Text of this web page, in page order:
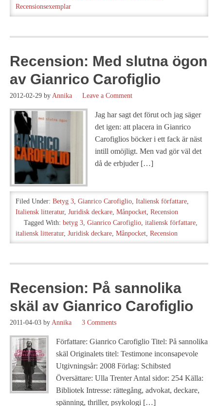
Recensionsexemplar
Recension: Med slutna ögon
av Gianrico Carofiglio
2012-02-29 by Annika Leave a Comment
Jag har sagt det förut och jag säger
det igen: att placera in Gianrico
Carofiglios böcker i ett fack är näst
intill omöjligt. Men vad gör väl det
då de erbjuder […]
Filed Under: Betyg 3, Gianrico Carofiglio, Italiensk författare,
Italiensk litteratur, Juridisk deckare, Månpocket, Recension
Tagged With: betyg 3, Gianrico Carofiglio, italiensk författare,
italiensk litteratur, Juridisk deckare, Månpocket, Recension
Recension: På sannolika
skäl av Gianrico Carofiglio
2011-04-03 by Annika 3 Comments
Författare: Gianrico Carofiglio Titel: På sannolika
skäl Originalets titel: Testimone inconsapevole
Utgivningsår: 2008 Förlag: Schibsted
Översättare: Ulla Trenter Antal sidor: 254 Källa:
Bibliotek Intresse: rättegång, advokat, deckare,
spänning, thriller, psykologi […]